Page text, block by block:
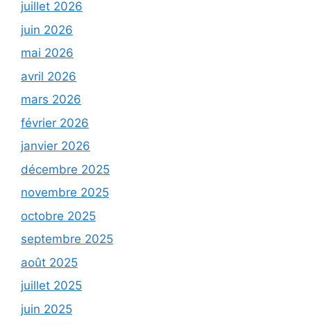
juillet 2026
juin 2026
mai 2026
avril 2026
mars 2026
février 2026
janvier 2026
décembre 2025
novembre 2025
octobre 2025
septembre 2025
août 2025
juillet 2025
juin 2025